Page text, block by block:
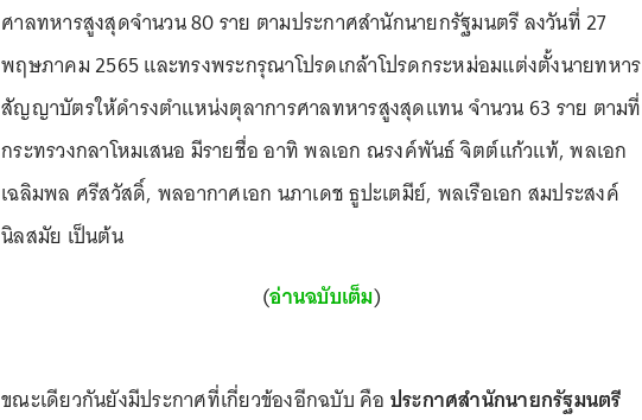
ศาลทหารสูงสุดจำนวน 80 ราย ตามประกาศสำนักนายกรัฐมนตรี ลงวันที่ 27
พฤษภาคม 2565 และทรงพระกรุณาโปรดเกล้าโปรดกระหม่อมแต่งตั้งนายทหาร
สัญญาบัตรให้ดำรงตำแหน่งตุลาการศาลทหารสูงสุดแทน จำนวน 63 ราย ตามที่
กระทรวงกลาโหมเสนอ มีรายชื่อ อาทิ พลเอก ณรงค์พันธ์ จิตต์แก้วแท้, พลเอก
เฉลิมพล ศรีสวัสดิ์, พลอากาศเอก นภาเดช ธูปะเตมีย์, พลเรือเอก สมประสงค์
นิลสมัย เป็นต้น
(อ่านฉบับเต็ม)
ขณะเดียวกันยังมีประกาศที่เกี่ยวข้องอีกฉบับ คือ ประกาศสำนักนายกรัฐมนตรี